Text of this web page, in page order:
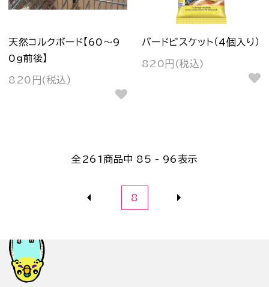
天然コルクボード【60～9
0g前後】
820円(税込)
バードビスケット（4個入り）
820円(税込)
全261商品中 85 - 96表示
8